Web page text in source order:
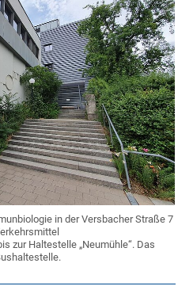
in der Versbacher Straße 7
zur Haltestelle „Neumühle“. Das